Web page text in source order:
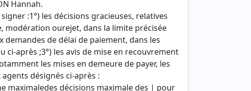
Hannah.
:1°) les décisions gracieuses, relatives
modération ourejet, dans la limite précisée
demandes de délai de paiement, dans les
après ;3°) les avis de mise en recouvrement
les mises en demeure de payer, les
désignés ci-après :
maximaledes décisions maximale des | pour